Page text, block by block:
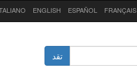
ENGLISH ESPAÑOL FRANÇAIS
تقد